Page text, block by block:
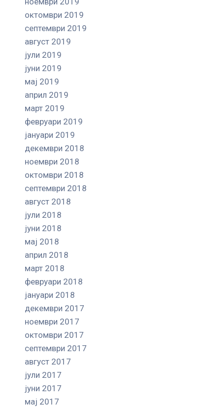
октомври 2019
септември 2019
август 2019
јули 2019
јуни 2019
мај 2019
април 2019
март 2019
февруари 2019
јануари 2019
декември 2018
ноември 2018
октомври 2018
септември 2018
август 2018
јули 2018
јуни 2018
мај 2018
април 2018
март 2018
февруари 2018
јануари 2018
декември 2017
ноември 2017
октомври 2017
септември 2017
август 2017
јули 2017
јуни 2017
мај 2017